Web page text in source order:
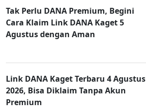
Tak Perlu DANA Premium, Begini
Cara Klaim Link DANA Kaget 5
Agustus dengan Aman
Link DANA Kaget Terbaru 4 Agustus
2026, Bisa Diklaim Tanpa Akun
Premium